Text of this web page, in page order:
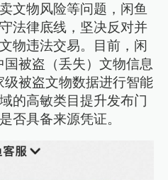
文物风险等问题，闲鱼
法律底线，坚决反对并
物违法交易。目前，闲
被盗（丢失）文物信息
级被盗文物数据进行智能
的高敏类目提升发布门
否具备来源凭证。